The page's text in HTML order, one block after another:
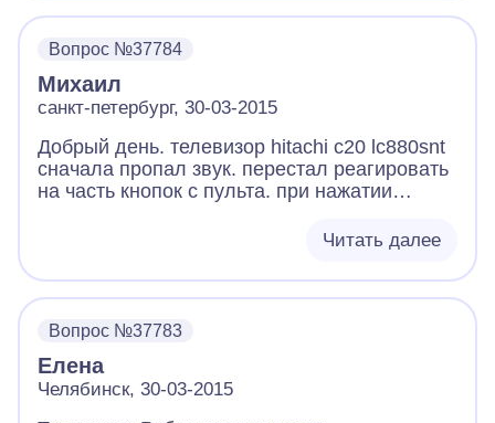
Вопрос №37784
Михаил
санкт-петербург, 30-03-2015
Добрый день. телевизор hitachi c20 lc880snt
сначала пропал звук. перестал реагировать
на часть кнопок с пульта. при нажатии
реагировал неадекватно -). например при
сети,сново подключили теперь показывает
исключительно неравномерно белесый
экран, на пульт и кнопки на корпусе не
реагирует вовсе. какова возможная причина
неисправности,сколько может стоить
ремонт7
Читать далее
Вопрос №37783
Елена
Челябинск, 30-03-2015